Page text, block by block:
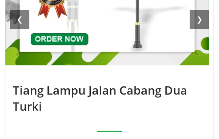
❮ ❯
Tiang Lampu Jalan Cabang Dua
Turki